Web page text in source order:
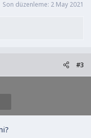
Son düzenleme: 2 May 2021
#3